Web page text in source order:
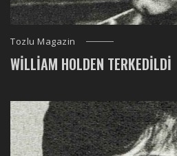
Tozlu Magazin
WILLIAM HOLDEN TERKEDILDI